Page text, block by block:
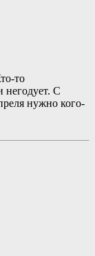
то
негодует. С
нужно кого-